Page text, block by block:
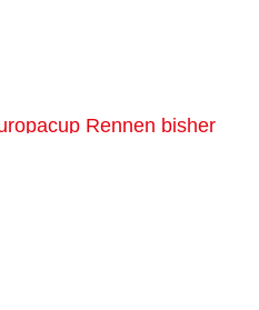
Rennen bisher